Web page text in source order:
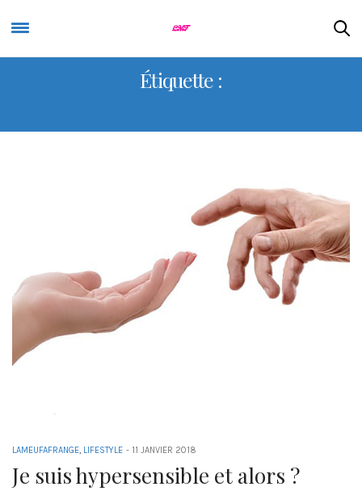
Étiquette :
LAMEUFAFRANGE, LIFESTYLE - 11 JANVIER 2018
Je suis hypersensible et alors ?